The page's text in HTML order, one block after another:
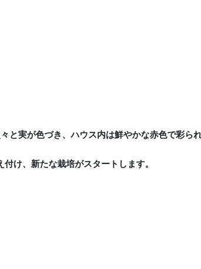
と実が色づき、ハウス内は鮮やかな赤色で彩られ
け、新たな栽培がスタートします。